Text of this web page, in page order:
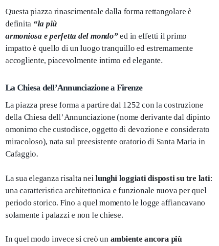
Questa piazza rinascimentale dalla forma rettangolare è
definita “la più
armoniosa e perfetta del mondo”ed in effetti il primo
impatto è quello di un luogo tranquillo ed estremamente
accogliente, piacevolmente intimo ed elegante.
La Chiesa dell’Annunciazione a Firenze
La piazza prese forma a partire dal 1252 con la costruzione
della Chiesa dell’Annunciazione (nome derivante dal dipinto
omonimo che custodisce, oggetto di devozione e considerato
miracoloso), nata sul preesistente oratorio di Santa Maria in
Cafaggio.
La sua eleganza risalta nei lunghi loggiati disposti su tre lati:
una caratteristica architettonica e funzionale nuova per quel
periodo storico. Fino a quel momento le logge affiancavano
solamente i palazzi e non le chiese.
In quel modo invece si creò un ambiente ancora più